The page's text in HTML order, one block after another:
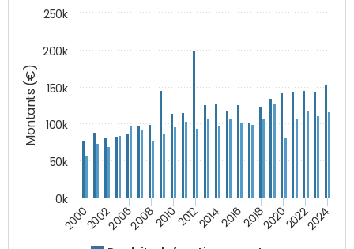
Montants (€)
200020022006200820102012201420162018202020222024
0k
50k
100k
150k
200k
250k